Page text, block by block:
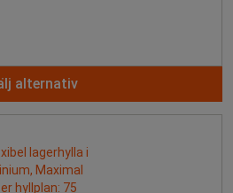
alternativ